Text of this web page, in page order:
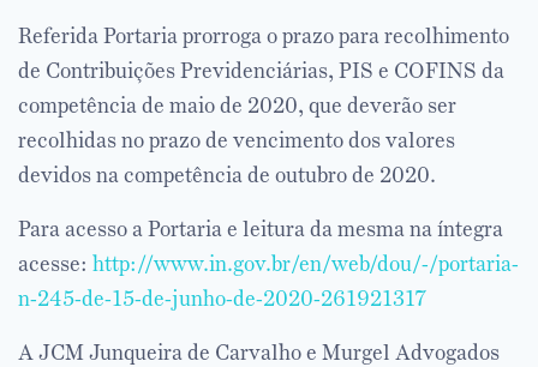
Referida Portaria prorroga o prazo para recolhimento
de Contribuições Previdenciárias, PIS e COFINS da
competência de maio de 2020, que deverão ser
recolhidas no prazo de vencimento dos valores
devidos na competência de outubro de 2020.
Para acesso a Portaria e leitura da mesma na íntegra
acesse: http://www.in.gov.br/en/web/dou/-/portaria-
n-245-de-15-de-junho-de-2020-261921317
A JCM Junqueira de Carvalho e Murgel Advogados